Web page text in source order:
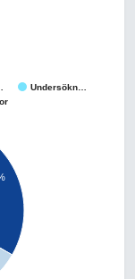
Undersökn…